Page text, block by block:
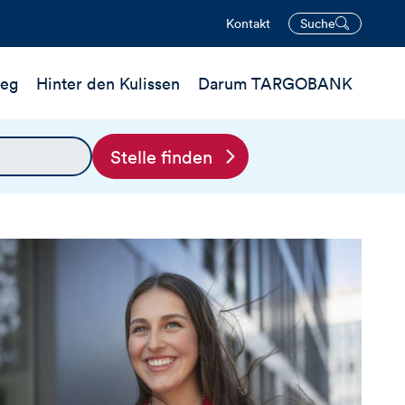
Kontakt Suche
öffnen
Hinter den Kulissen Darum TARGOBANK
Stelle finden